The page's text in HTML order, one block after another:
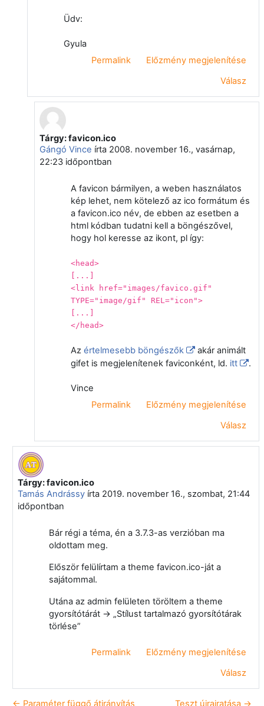
Üdv:
Gyula
Permalink
Előzmény megjelenítése
Válasz
Válasz erre: Papp Gyula
Tárgy: favicon.ico
Gángó Vince írta 2008. november 16., vasárnap,
22:23időpontban
A favicon bármilyen, a weben használatos
kép lehet, nem kötelező az ico formátum és
a favicon.ico név, de ebben az esetben a
html kódban tudatni kell a böngészővel,
hogy hol keresse az ikont, pl így:
<head>
[...]
<link href="images/favico.gif"
TYPE="image/gif" REL="icon">
[...]
</head>
Az értelmesebb böngészők
akár animált
gifet is megjelenítenek faviconként, ld. itt .
Vince
Permalink
Előzmény megjelenítése
Válasz
Válasz erre: Törölt felhasználó
Tárgy: favicon.ico
Tamás Andrássyírta 2019. november 16., szombat, 21:44
időpontban
Bár régi a téma, én a 3.7.3-as verzióban ma
oldottam meg.
Először felülírtam a theme favicon.ico-ját a
sajátommal.
Utána az admin felületen töröltem a theme
gyorsítótárát -> „Stílust tartalmazó gyorsítótárak
törlése”
Permalink
Előzmény megjelenítése
Válasz
← Paraméter függő átirányítás Teszt újrairatása →